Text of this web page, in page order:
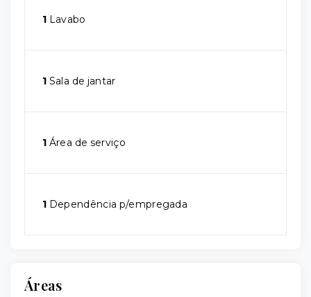
1 Lavabo
1 Sala de jantar
1 Área de serviço
1 Dependência p/empregada
Áreas